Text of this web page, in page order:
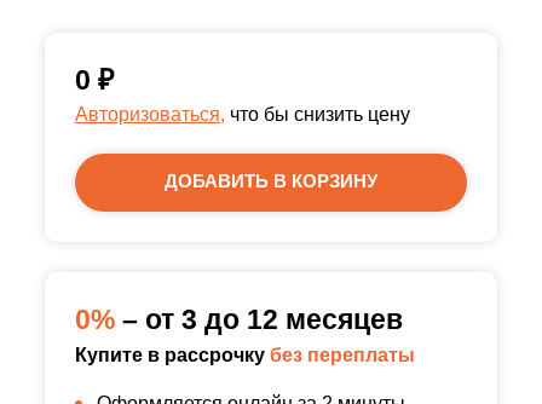
0 ₽
Авторизоваться, что бы снизить цену
ДОБАВИТЬ В КОРЗИНУ
0% – от 3 до 12 месяцев
Купите в рассрочку без переплаты